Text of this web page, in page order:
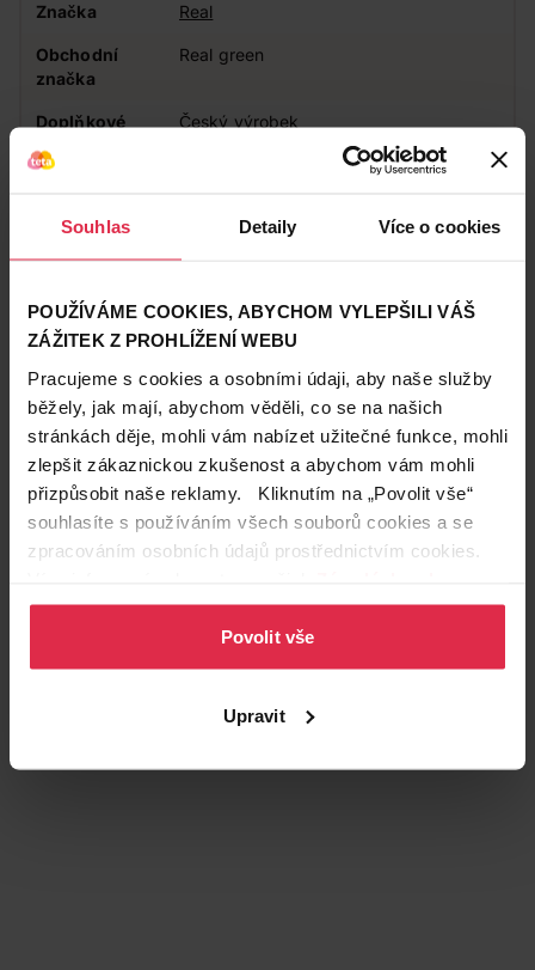
Souhlas Detaily Více o cookies
POUŽÍVÁME COOKIES, ABYCHOM VYLEPŠILI VÁŠ
ZÁŽITEK Z PROHLÍŽENÍ WEBU
Pracujeme s cookies a osobními údaji, aby naše služby
běžely, jak mají, abychom věděli, co se na našich
stránkách děje, mohli vám nabízet užitečné funkce, mohli
zlepšit zákaznickou zkušenost a abychom vám mohli
přizpůsobit naše reklamy. Kliknutím na „Povolit vše“
souhlasíte s používáním všech souborů cookies a se
zpracováním osobních údajů prostřednictvím cookies.
osobních údajů.
Povolit vše
Upravit
Značka Real
Obchodní
značka
Real green
Doplňkové
informace
Český výrobek
Zákazníci také často nakupují